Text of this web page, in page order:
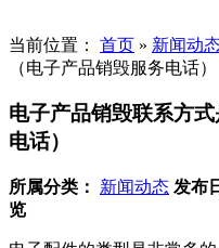
当前位置： 首页 » 新闻动
（电子产品销毁服务电话）
电子产品销毁联系方
电话）
所属分类： 新闻动态 发布
览